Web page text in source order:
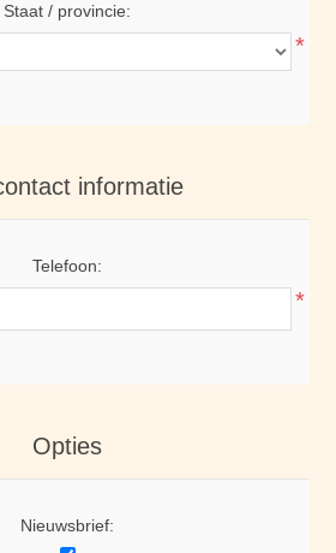
Staat / provincie:
*
informatie
Telefoon:
*
Opties
Nieuwsbrief: